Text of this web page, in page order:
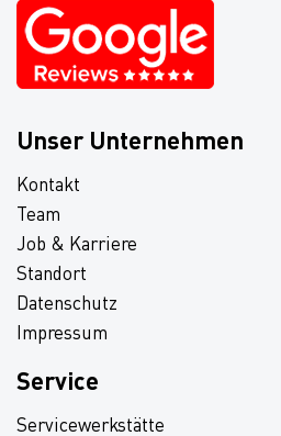
Unser Unternehmen
Kontakt
Team
Job & Karriere
Standort
Datenschutz
Impressum
Service
Servicewerkstätte